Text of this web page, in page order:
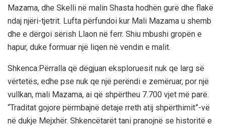
Mazama, dhe Skelli në malin Shasta hodhën gurë dhe flakë
ndaj njëri-tjetrit. Lufta përfundoi kur Mali Mazama u shemb
dhe e dërgoi sërish Llaon në ferr. Shiu mbushi gropën e
hapur, duke formuar një liqen në vendin e malit.
Shkenca:Përralla që dëgjuan eksploruesit nuk qe larg së
vërtetës, edhe pse nuk qe një perëndi e zemëruar, por një
vullkan, mali Mazama, ai që shpërtheu 7.700 vjet më parë.
“Traditat gojore përmbajnë detaje rreth atij shpërthimit”-vë
në dukje Mejxhër. Shkencëtarët tani pranojnë se historitë e